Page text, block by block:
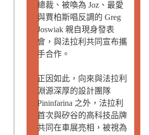
總裁、被喚為 Joz、最愛
與賈柏斯唱反調的 Greg
Joswiak 親自現身發表
會，與法拉利共同宣布攜
手合作。
正因如此，向來與法拉利
淵源深厚的設計團隊
Pininfarina 之外，法拉利
首次與矽谷的高科技品牌
共同在車展亮相，被視為